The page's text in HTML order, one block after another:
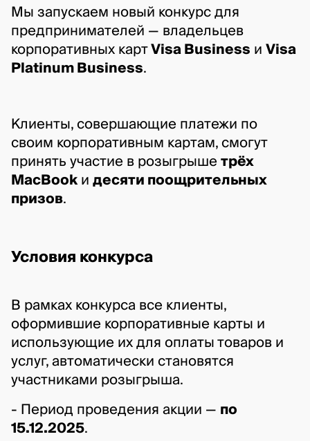
Мы запускаем новый конкурс для
предпринимателей — владельцев
корпоративных карт Visa Business и Visa
Platinum Business.
Клиенты, совершающие платежи по
своим корпоративным картам, смогут
принять участие в розыгрыше трёх
MacBook и десяти поощрительных
призов.
Условия конкурса
В рамках конкурса все клиенты,
оформившие корпоративные карты и
использующие их для оплаты товаров и
услуг, автоматически становятся
участниками розыгрыша.
- Период проведения акции — по
15.12.2025.